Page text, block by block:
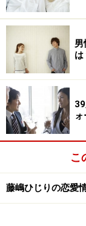
男
は
こ
藤嶋ひじりの恋愛